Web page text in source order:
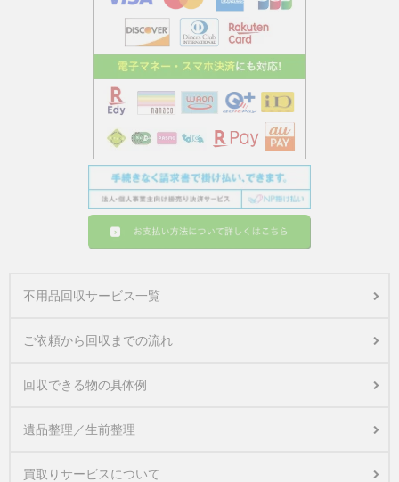
不用品回収サービス一覧
ご依頼から回収までの流れ
回収できる物の具体例
遺品整理／生前整理
買取りサービスについて